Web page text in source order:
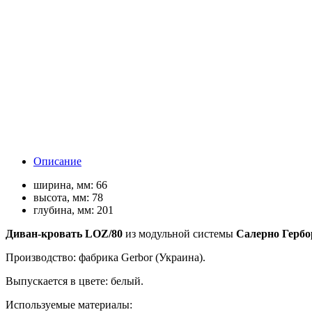
Описание
ширина, мм: 66
высота, мм: 78
глубина, мм: 201
Диван-кровать LOZ/80 из модульной системы Салерно
Производство: фабрика Gerbor (Украина).
Выпускается в цвете: белый.
Используемые материалы: